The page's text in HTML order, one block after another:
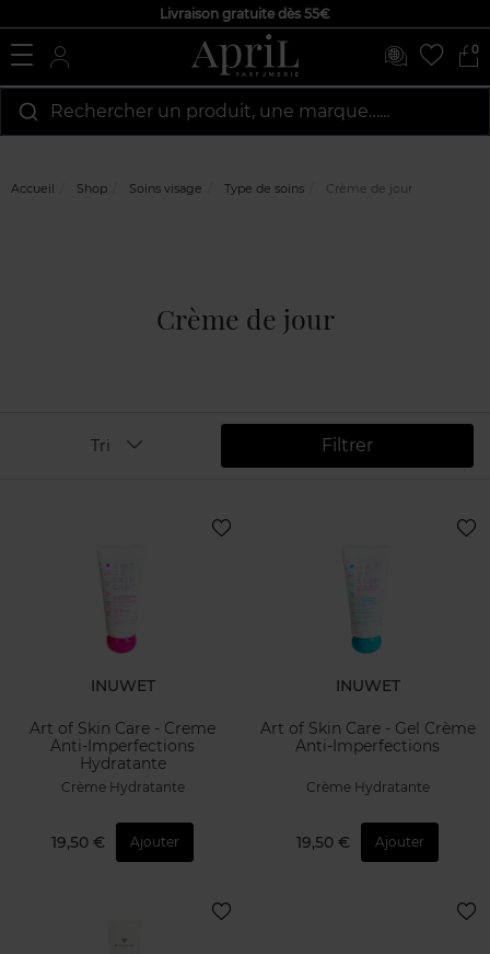
Livraison gratuite dès 55€
0
Rechercher un produit, une marque…...
Accueil Shop Soins visage Type de soins Crème de jour
Crème de jour
Filtrer
Tri
INUWET
Art of Skin Care - Creme
Anti-Imperfections
Hydratante
Crème Hydratante
19,50 € Ajouter
INUWET
Art of Skin Care - Gel Crème
Anti-Imperfections
Crème Hydratante
19,50 € Ajouter